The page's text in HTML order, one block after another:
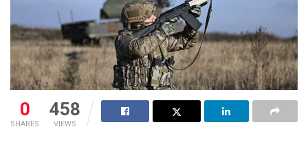
0
SHARES
458
VIEWS